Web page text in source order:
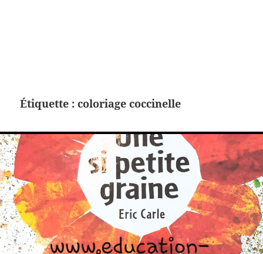
Étiquette :coloriage coccinelle